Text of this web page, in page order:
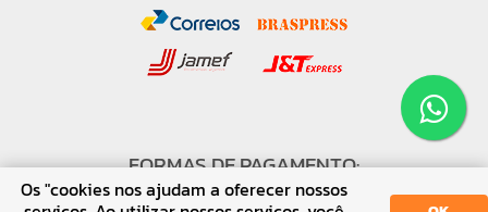
FORMAS DE PAGAMENTO:
Os "cookies nos ajudam a oferecer nossos